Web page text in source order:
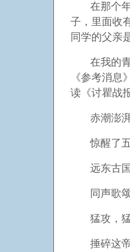
在那个
子，里面收
同学的父亲
在我的
《参考消
读《讨瞿战
赤潮澎
惊醒了
远东古
同声歌
猛攻，
捶碎这